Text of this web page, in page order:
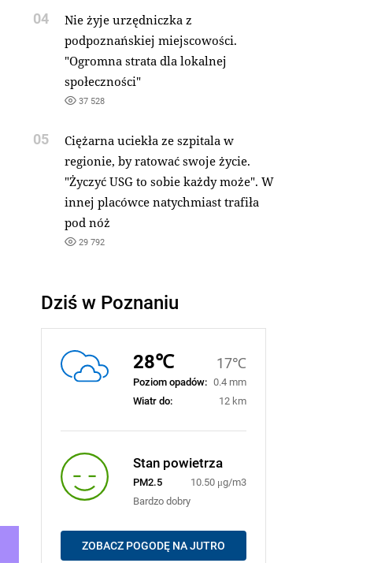
04
Nie żyje urzędniczka z
podpoznańskiej miejscowości.
"Ogromna strata dla lokalnej
społeczności"
37 528
05
Ciężarna uciekła ze szpitala w
regionie, by ratować swoje życie.
"Życzyć USG to sobie każdy może". W
innej placówce natychmiast trafiła
pod nóż
29 792
Dziś w Poznaniu
28℃ 17℃
Poziom opadów: 0.4 mm
Wiatr do:
12 km
Stan powietrza
PM2.5
10.50 μg/m3
Bardzo dobry
ZOBACZ POGODĘ NA JUTRO